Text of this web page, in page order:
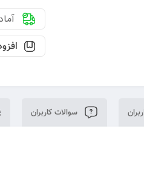
سوالات کاربران